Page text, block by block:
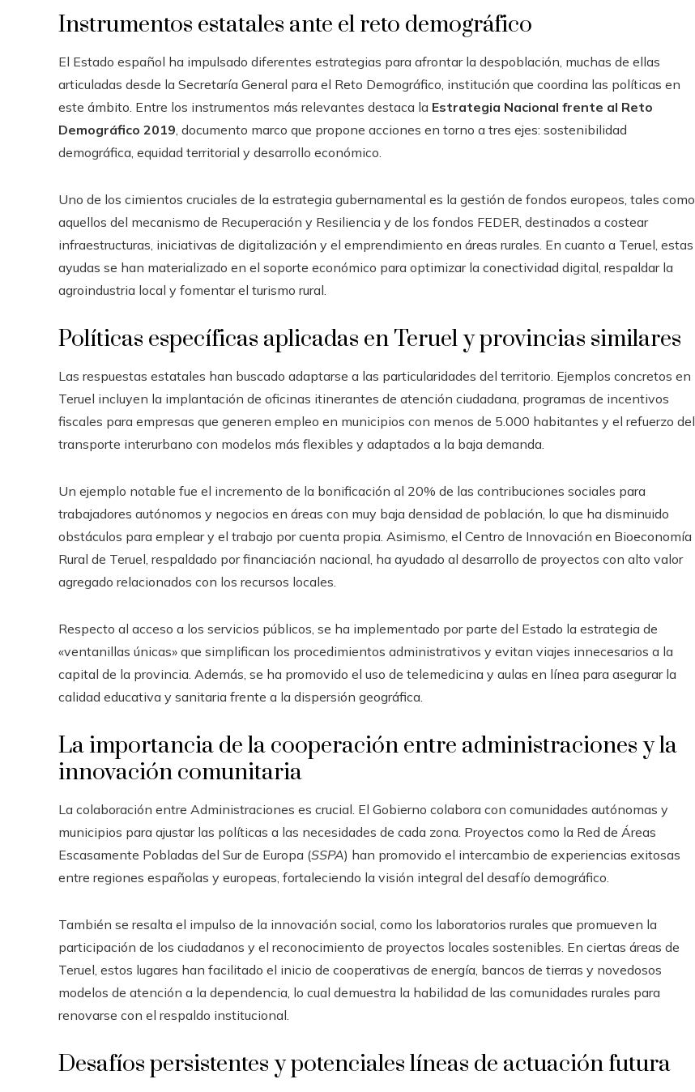
Instrumentos estatales ante el reto demográfico
El Estado español ha impulsado diferentes estrategias para afrontar la despoblación, muchas de ellas
articuladas desde la Secretaría General para el Reto Demográfico, institución que coordina las políticas en
este ámbito. Entre los instrumentos más relevantes destaca la Estrategia Nacional frente al Reto
Demográfico 2019, documento marco que propone acciones en torno a tres ejes: sostenibilidad
demográfica, equidad territorial y desarrollo económico.
Uno de los cimientos cruciales de la estrategia gubernamental es la gestión de fondos europeos, tales como
aquellos del mecanismo de Recuperación y Resiliencia y de los fondos FEDER, destinados a costear
infraestructuras, iniciativas de digitalización y el emprendimiento en áreas rurales. En cuanto a Teruel, estas
ayudas se han materializado en el soporte económico para optimizar la conectividad digital, respaldar la
agroindustria local y fomentar el turismo rural.
Políticas específicas aplicadas en Teruel y provincias similares
Las respuestas estatales han buscado adaptarse a las particularidades del territorio. Ejemplos concretos en
Teruel incluyen la implantación de oficinas itinerantes de atención ciudadana, programas de incentivos
fiscales para empresas que generen empleo en municipios con menos de 5.000 habitantes y el refuerzo del
transporte interurbano con modelos más flexibles y adaptados a la baja demanda.
Un ejemplo notable fue el incremento de la bonificación al 20% de las contribuciones sociales para
trabajadores autónomos y negocios en áreas con muy baja densidad de población, lo que ha disminuido
obstáculos para emplear y el trabajo por cuenta propia. Asimismo, el Centro de Innovación en Bioeconomía
Rural de Teruel, respaldado por financiación nacional, ha ayudado al desarrollo de proyectos con alto valor
agregado relacionados con los recursos locales.
Respecto al acceso a los servicios públicos, se ha implementado por parte del Estado la estrategia de
«ventanillas únicas» que simplifican los procedimientos administrativos y evitan viajes innecesarios a la
capital de la provincia. Además, se ha promovido el uso de telemedicina y aulas en línea para asegurar la
calidad educativa y sanitaria frente a la dispersión geográfica.
La importancia de la cooperación entre administraciones y la
innovación comunitaria
La colaboración entre Administraciones es crucial. El Gobierno colabora con comunidades autónomas y
municipios para ajustar las políticas a las necesidades de cada zona. Proyectos como la Red de Áreas
Escasamente Pobladas del Sur de Europa (SSPA) han promovido el intercambio de experiencias exitosas
entre regiones españolas y europeas, fortaleciendo la visión integral del desafío demográfico.
También se resalta el impulso de la innovación social, como los laboratorios rurales que promueven la
participación de los ciudadanos y el reconocimiento de proyectos locales sostenibles. En ciertas áreas de
Teruel, estos lugares han facilitado el inicio de cooperativas de energía, bancos de tierras y novedosos
modelos de atención a la dependencia, lo cual demuestra la habilidad de las comunidades rurales para
renovarse con el respaldo institucional.
Desafíos persistentes y potenciales líneas de actuación futura